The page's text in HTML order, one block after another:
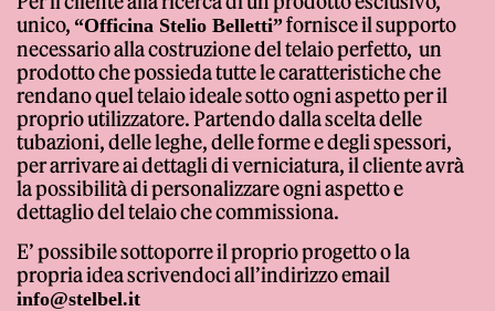
Shop
Stelbel un marchio registrato di Cicli Corsa S.r.l.
Partita IVA IT02445060185
unico, “Officina Stelio Belletti”fornisce il supporto
necessario alla costruzione del telaio perfetto, un
prodotto che possieda tutte le caratteristiche che
rendano quel telaio ideale sotto ogni aspetto per il
proprio utilizzatore. Partendo dalla scelta delle
tubazioni, delle leghe, delle forme e degli spessori,
per arrivare ai dettagli di verniciatura, il cliente avrà
la possibilità di personalizzare ogni aspetto e
dettaglio del telaio che commissiona.
E’ possibile sottoporre il proprio progetto o la
propria idea scrivendoci all’indirizzo email
info@stelbel.it